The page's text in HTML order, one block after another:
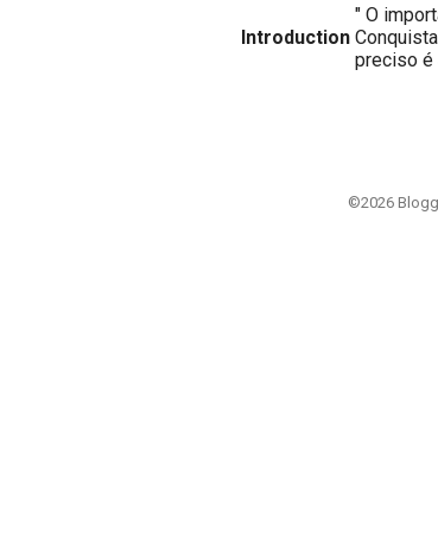
Introduction
" O
preciso é
©2026